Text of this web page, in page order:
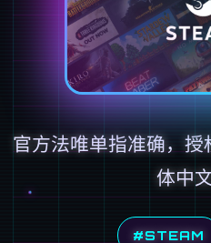
官方法唯单指准确，
体中
#STEAM